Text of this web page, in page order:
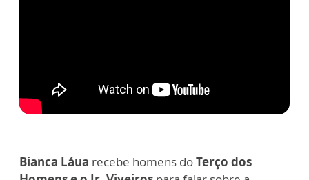
Bianca Láua recebe homens doTerço dos